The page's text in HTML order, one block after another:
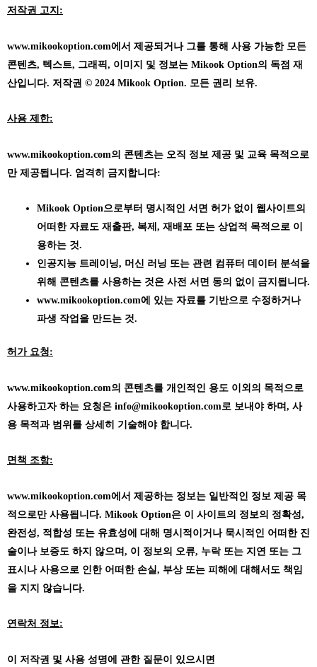
저작권 고지:
www.mikookoption.com에서 제공되거나 그를 통해 사용 가능한 모든
콘텐츠, 텍스트, 그래픽, 이미지 및 정보는 Mikook Option의 독점 재
산입니다. 저작권 © 2024 Mikook Option. 모든 권리 보유.
사용 제한:
www.mikookoption.com의 콘텐츠는 오직 정보 제공 및 교육 목적으로
만 제공됩니다. 엄격히 금지합니다:
Mikook Option으로부터 명시적인 서면 허가 없이 웹사이트의
어떠한 자료도 재출판, 복제, 재배포 또는 상업적 목적으로 이
용하는 것.
인공지능 트레이닝, 머신 러닝 또는 관련 컴퓨터 데이터 분석을
위해 콘텐츠를 사용하는 것은 사전 서면 동의 없이 금지됩니다.
www.mikookoption.com에
있는 자료를 기반으로 수정하거나
파생 작업을 만드는 것.
허가 요청:
www.mikookoption.com의 콘텐츠를 개인적인 용도 이외의 목적으로
사용하고자 하는 요청은 info@mikookoption.com로 보내야 하며, 사
용 목적과 범위를 상세히 기술해야 합니다.
면책 조항:
www.mikookoption.com에서 제공하는 정보는 일반적인 정보 제공 목
적으로만 사용됩니다. Mikook Option은 이 사이트의 정보의 정확성,
완전성, 적합성 또는 유효성에 대해 명시적이거나 묵시적인 어떠한 진
술이나 보증도 하지 않으며, 이 정보의 오류, 누락 또는 지연 또는 그
표시나 사용으로 인한 어떠한 손실, 부상 또는 피해에 대해서도 책임
을 지지 않습니다.
연락처 정보:
이 저작권 및 사용 성명에 관한 질문이 있으시면